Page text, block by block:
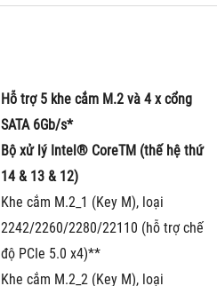
Hỗ trợ 5 khe cắm M.2 và 4 x cổng
SATA 6Gb/s*
Bộ xử lý Intel® CoreTM (thế hệ thứ
14 & 13 & 12)
Khe cắm M.2_1 (Key M), loại
2242/2260/2280/22110 (hỗ trợ chế
độ PCIe 5.0 x4)**
Khe cắm M.2_2 (Key M), loại